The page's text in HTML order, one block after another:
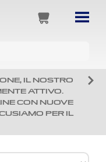
IL NOSTRO
ATTIVO.
CON NUOVE
PER IL